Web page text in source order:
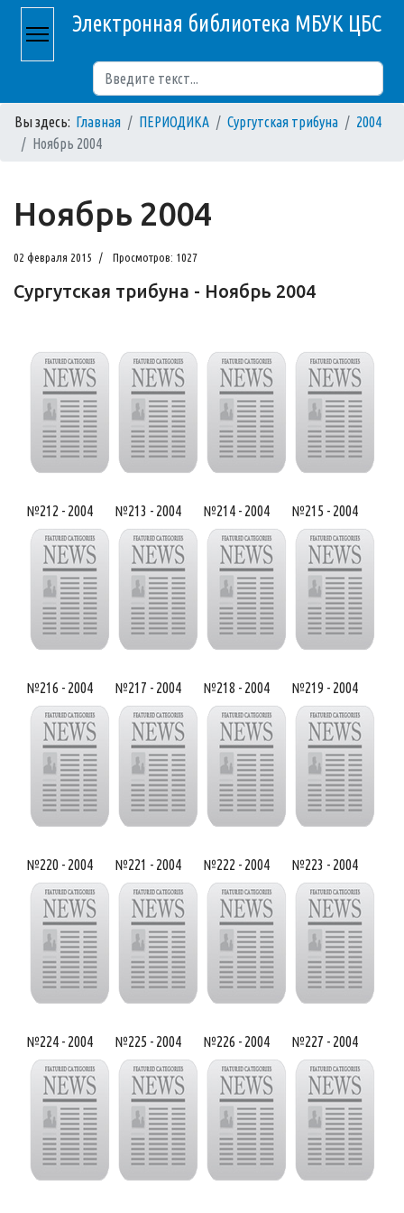
Электронная библиотека МБУК ЦБС
Вы здесь: Главная ПЕРИОДИКА Сургутская трибуна
2004
Ноябрь 2004
Ноябрь 2004
02 февраля 2015 Просмотров: 1027
Сургутская трибуна - Ноябрь 2004
№212 - 2004 №213 - 2004 №214 - 2004 №215 - 2004
№216 - 2004 №217 - 2004 №218 - 2004 №219 - 2004
№220 - 2004 №221 - 2004 №222 - 2004 №223 - 2004
№224 - 2004 №225 - 2004 №226 - 2004 №227 - 2004